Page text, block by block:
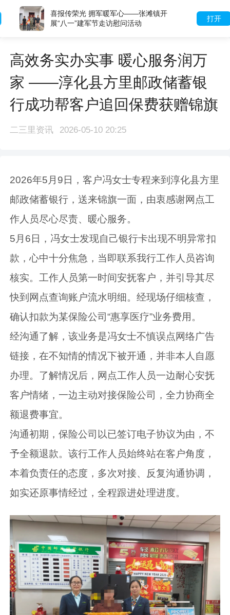
打开
喜报传荣光 拥军暖军心——张滩镇开
展“八一”建军节走访慰问活动
高效务实办实事 暖心服务润万
家 ——淳化县方里邮政储蓄银
行成功帮客户追回保费获赠锦旗
二三里资讯 2026-05-10 20:25
2026年5月9日，客户冯女士专程来到淳化县方里
邮政储蓄银行，送来锦旗一面，由衷感谢网点工
作人员尽心尽责、暖心服务。
5月6日，冯女士发现自己银行卡出现不明异常扣
款，心中十分焦急，当即联系我行工作人员咨询
核实。工作人员第一时间安抚客户，并引导其尽
快到网点查询账户流水明细。经现场仔细核查，
确认扣款为某保险公司“惠享医疗”业务费用。
经沟通了解，该业务是冯女士不慎误点网络广告
链接，在不知情的情况下被开通，并非本人自愿
办理。了解情况后，网点工作人员一边耐心安抚
客户情绪，一边主动对接保险公司，全力协商全
额退费事宜。
沟通初期，保险公司以已签订电子协议为由，不
予全额退款。该行工作人员始终站在客户角度，
本着负责任的态度，多次对接、反复沟通协调，
如实还原事情经过，全程跟进处理进度。